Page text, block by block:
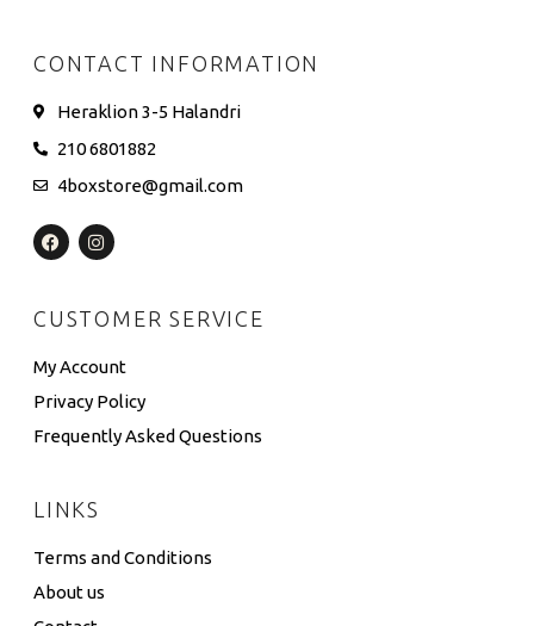
CONTACT INFORMATION
Heraklion 3-5 Halandri
210 6801882
4boxstore@gmail.com
CUSTOMER SERVICE
My Account
Privacy Policy
Frequently Asked Questions
LINKS
Terms and Conditions
About us